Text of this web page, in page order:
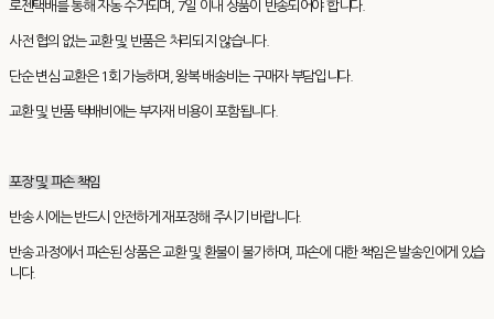
로젠택배를 통해 자동 수거되며, 7일 이내 상품이 반송되어야 합니다.
사전 협의 없는 교환 및 반품은 처리되지 않습니다.
단순 변심 교환은 1회 가능하며, 왕복 배송비는 구매자 부담입니다.
교환 및 반품 택배비에는 부자재 비용이 포함됩니다.
포장 및 파손 책임
반송 시에는 반드시 안전하게 재포장해 주시기 바랍니다.
반송 과정에서 파손된 상품은 교환 및 환불이 불가하며, 파손에 대한 책임은 발송인에게 있습
니다.